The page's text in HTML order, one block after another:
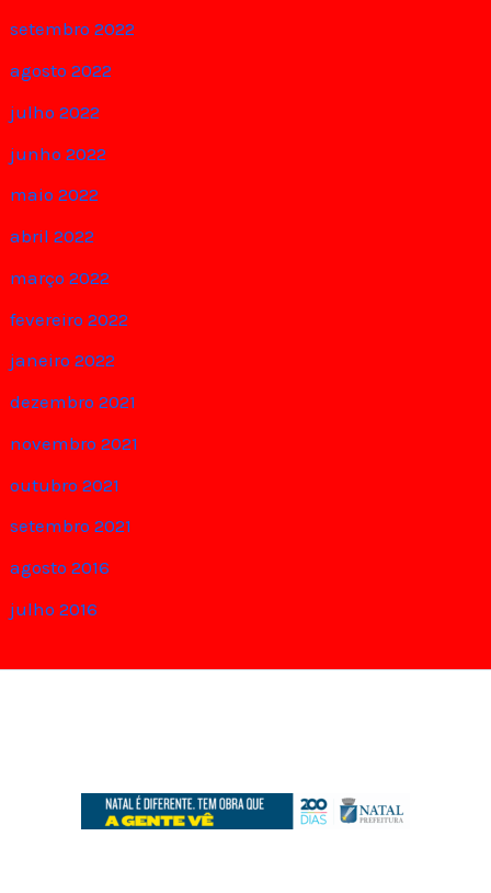
setembro 2022
agosto 2022
julho 2022
junho 2022
maio 2022
abril 2022
março 2022
fevereiro 2022
janeiro 2022
dezembro 2021
novembro 2021
outubro 2021
setembro 2021
agosto 2016
julho 2016